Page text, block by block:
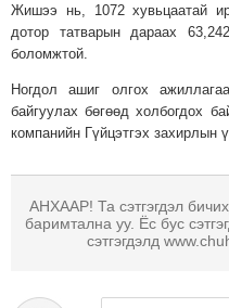
ЭРГЭН
ТОЙРОНД
"ЖИ
ТАЙМ"ЫН
ЭРГЭН
ДЭЛБЭРСЭН
ТОЙРОНД
Жишээ нь, 1072 хувьцаатай
дотор татварын дараах
боломжтой.
Ногдол ашиг олгох
байгуулах бөгөөд холбогдох
компанийн Гүйцэтгэх захирлын
АНХААР! Та сэтгэгдэл
баримтална уу. Ёс бус
сэтгэгдэлд